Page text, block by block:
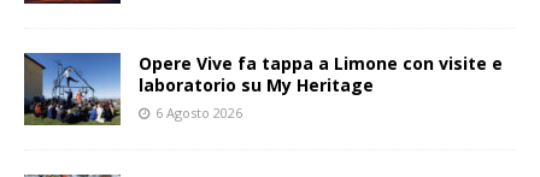
Opere Vive fa tappa a Limone con visite e
laboratorio su My Heritage
6 Agosto 2026